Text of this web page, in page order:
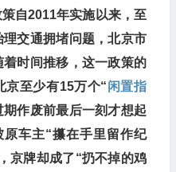
自2011年实施以来，至
交通拥堵问题，北京市
着时间推移，这一政策的
京至少有15万个“闲置指
作废前最后一刻才想起
车主“攥在手里留作纪
京牌却成了“扔不掉的鸡